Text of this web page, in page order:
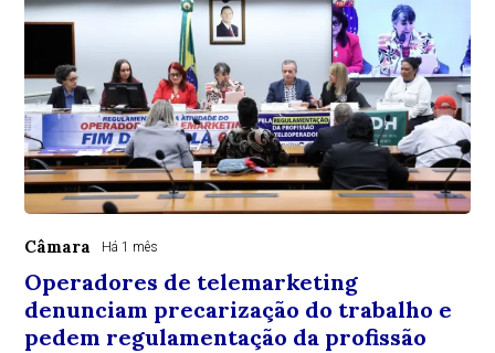
Câmara Há 1 mês
Operadores de telemarketing
denunciam precarização do trabalho e
pedem regulamentação da profissão